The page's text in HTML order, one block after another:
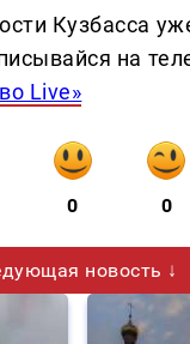
Кузбасса
на
Live»
0 0
новость ↓